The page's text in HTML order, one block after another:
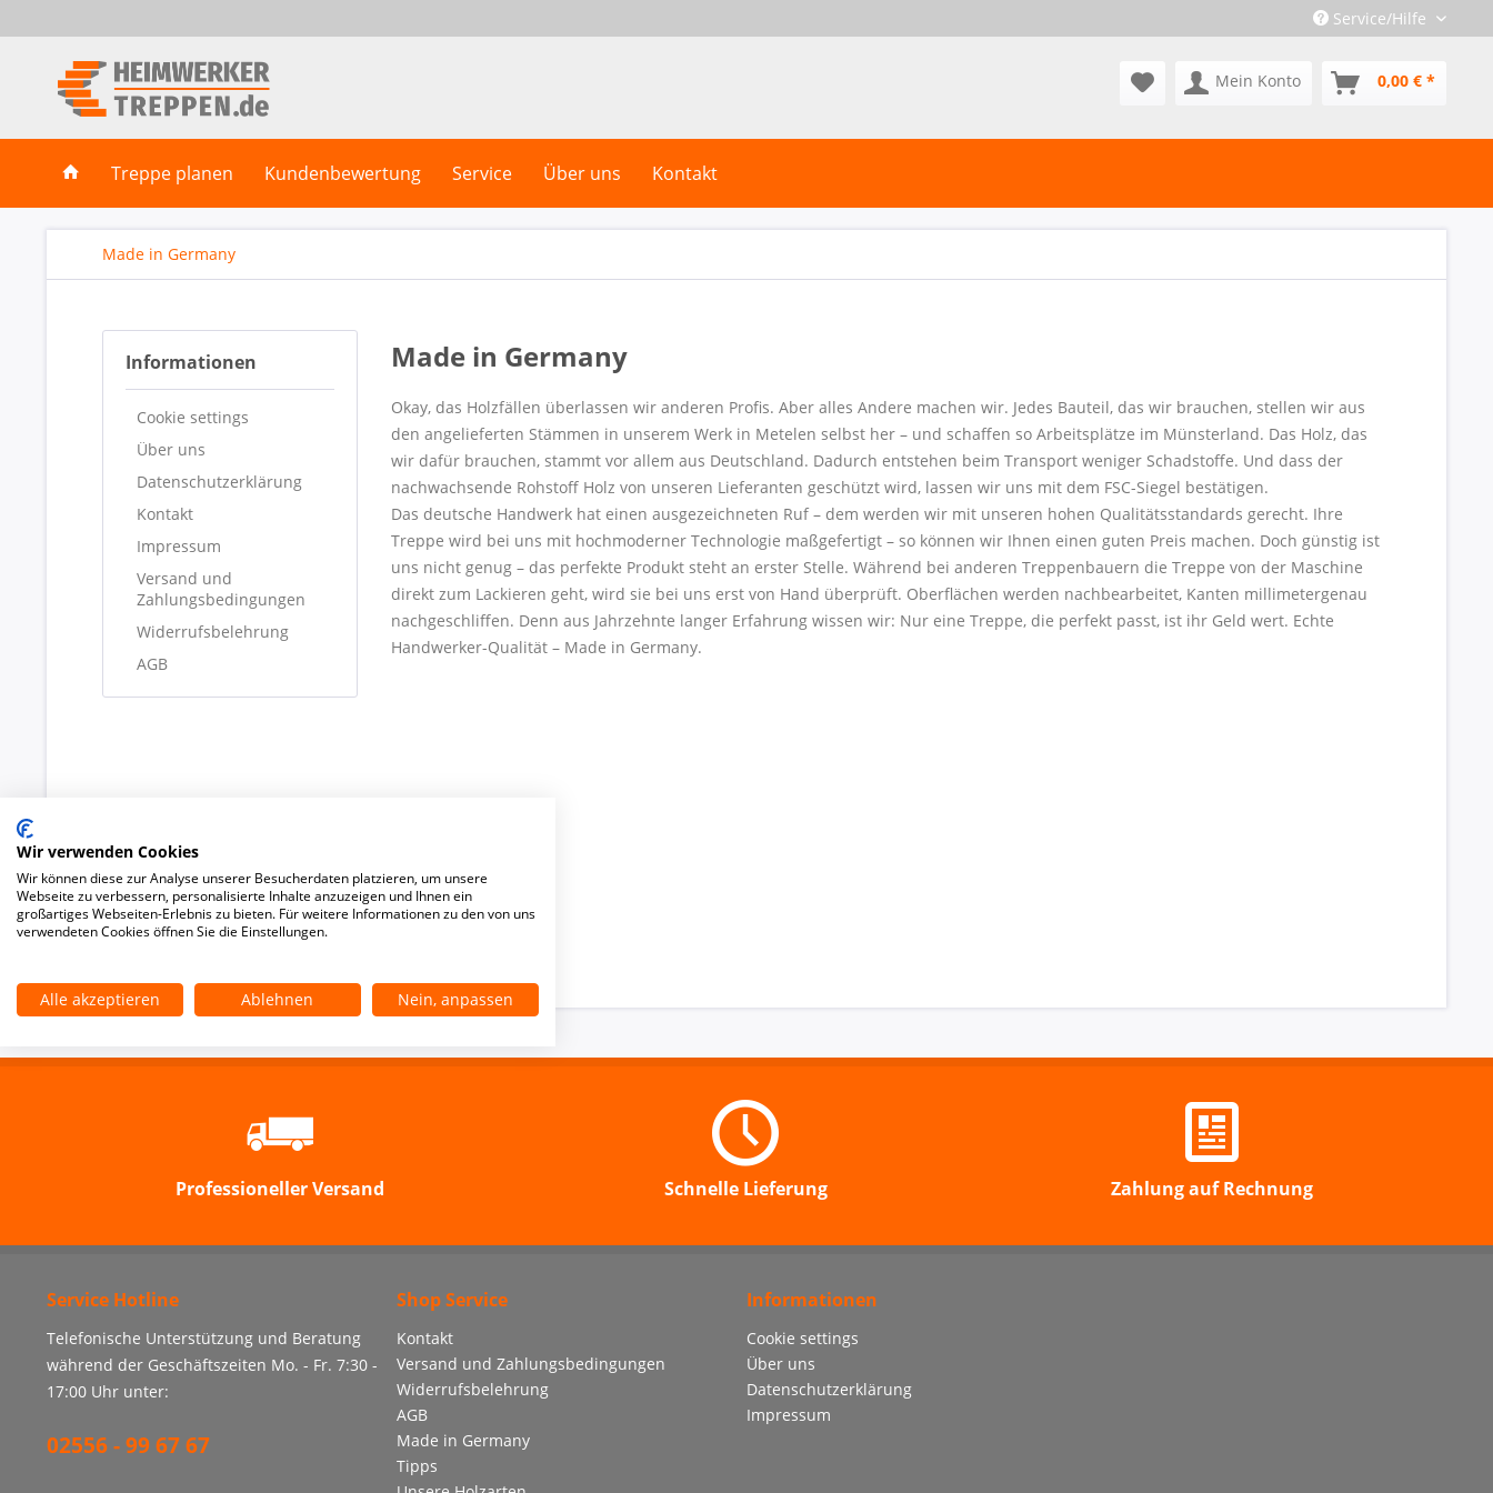
Service/Hilfe
Mein Konto 0,00 € *
Treppe planen Kundenbewertung Service Über uns Kontakt
Made in Germany
Informationen
Cookie settings
Über uns
Datenschutzerklärung
Kontakt
Impressum
Versand und
Zahlungsbedingungen
Widerrufsbelehrung
AGB
Made in Germany
Okay, das Holzfällen überlassen wir anderen Profis. Aber alles Andere machen wir. Jedes Bauteil, das wir brauchen, stellen wir aus
den angelieferten Stämmen in unserem Werk in Metelen selbst her – und schaffen so Arbeitsplätze im Münsterland. Das Holz, das
wir dafür brauchen, stammt vor allem aus Deutschland. Dadurch entstehen beim Transport weniger Schadstoffe. Und dass der
nachwachsende Rohstoff Holz von unseren Lieferanten geschützt wird, lassen wir uns mit dem FSC-Siegel bestätigen.
Das deutsche Handwerk hat einen ausgezeichneten Ruf – dem werden wir mit unseren hohen Qualitätsstandards gerecht. Ihre
Treppe wird bei uns mit hochmoderner Technologie maßgefertigt – so können wir Ihnen einen guten Preis machen. Doch günstig ist
uns nicht genug – das perfekte Produkt steht an erster Stelle. Während bei anderen Treppenbauern die Treppe von der Maschine
direkt zum Lackieren geht, wird sie bei uns erst von Hand überprüft. Oberflächen werden nachbearbeitet, Kanten millimetergenau
nachgeschliffen. Denn aus Jahrzehnte langer Erfahrung wissen wir: Nur eine Treppe, die perfekt passt, ist ihr Geld wert. Echte
Handwerker-Qualität – Made in Germany.
Professioneller Versand Schnelle Lieferung Zahlung auf Rechnung
Service Hotline
Telefonische Unterstützung und Beratung
während der Geschäftszeiten Mo. - Fr. 7:30 -
17:00 Uhr unter:
02556 - 99 67 67
Shop Service
Kontakt
Versand und Zahlungsbedingungen
Widerrufsbelehrung
AGB
Made in Germany
Tipps
Informationen
Cookie settings
Über uns
Datenschutzerklärung
Impressum
Wir verwenden Cookies
Wir können diese zur Analyse unserer Besucherdaten platzieren, um unsere
Webseite zu verbessern, personalisierte Inhalte anzuzeigen und Ihnen ein
großartiges Webseiten-Erlebnis zu bieten. Für weitere Informationen zu den von uns
verwendeten Cookies öffnen Sie die Einstellungen.
Alle akzeptieren Ablehnen Nein, anpassen